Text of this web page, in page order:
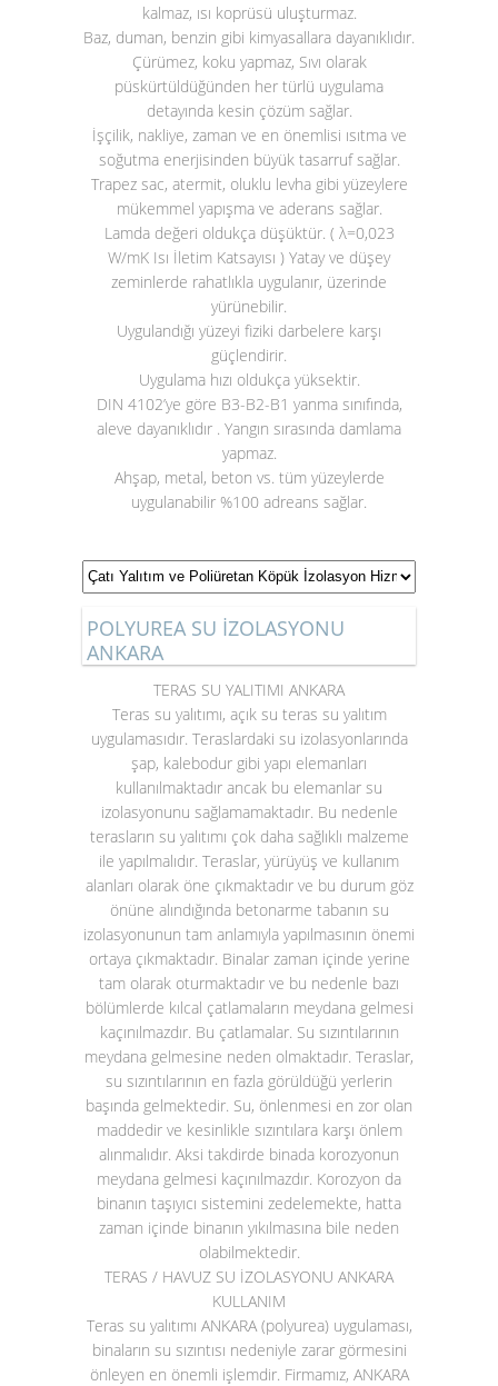
kalmaz, ısı koprüsü uluşturmaz.
Baz, duman, benzin gibi kimyasallara dayanıklıdır.
Çürümez, koku yapmaz, Sıvı olarak
püskürtüldüğünden her türlü uygulama
detayında kesin çözüm sağlar.
İşçilik, nakliye, zaman ve en önemlisi ısıtma ve
soğutma enerjisinden büyük tasarruf sağlar.
Trapez sac, atermit, oluklu levha gibi yüzeylere
mükemmel yapışma ve aderans sağlar.
Lamda değeri oldukça düşüktür. ( λ=0,023
W/mK Isı İletim Katsayısı ) Yatay ve düşey
zeminlerde rahatlıkla uygulanır, üzerinde
yürünebilir.
Uygulandığı yüzeyi fiziki darbelere karşı
güçlendirir.
Uygulama hızı oldukça yüksektir.
DIN 4102’ye göre B3-B2-B1 yanma sınıfında,
aleve dayanıklıdır . Yangın sırasında damlama
yapmaz.
Ahşap, metal, beton vs. tüm yüzeylerde
uygulanabilir %100 adreans sağlar.
POLYUREA SU İZOLASYONU
ANKARA
TERAS SU YALITIMI ANKARA
Teras su yalıtımı, açık su teras su yalıtım
uygulamasıdır. Teraslardaki su izolasyonlarında
şap, kalebodur gibi yapı elemanları
kullanılmaktadır ancak bu elemanlar su
izolasyonunu sağlamamaktadır. Bu nedenle
terasların su yalıtımı çok daha sağlıklı malzeme
ile yapılmalıdır. Teraslar, yürüyüş ve kullanım
alanları olarak öne çıkmaktadır ve bu durum göz
önüne alındığında betonarme tabanın su
izolasyonunun tam anlamıyla yapılmasının önemi
ortaya çıkmaktadır. Binalar zaman içinde yerine
tam olarak oturmaktadır ve bu nedenle bazı
bölümlerde kılcal çatlamaların meydana gelmesi
kaçınılmazdır. Bu çatlamalar. Su sızıntılarının
meydana gelmesine neden olmaktadır. Teraslar,
su sızıntılarının en fazla görüldüğü yerlerin
başında gelmektedir. Su, önlenmesi en zor olan
maddedir ve kesinlikle sızıntılara karşı önlem
alınmalıdır. Aksi takdirde binada korozyonun
meydana gelmesi kaçınılmazdır. Korozyon da
binanın taşıyıcı sistemini zedelemekte, hatta
zaman içinde binanın yıkılmasına bile neden
olabilmektedir.
TERAS / HAVUZ SU İZOLASYONU ANKARA
KULLANIM
Teras su yalıtımı ANKARA (polyurea)uygulaması,
binaların su sızıntısı nedeniyle zarar görmesini
önleyen en önemli işlemdir. Firmamız, ANKARA